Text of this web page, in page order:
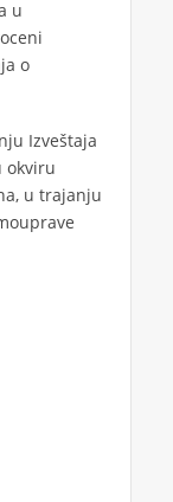
u
o
Izveštaja
okviru
u trajanju